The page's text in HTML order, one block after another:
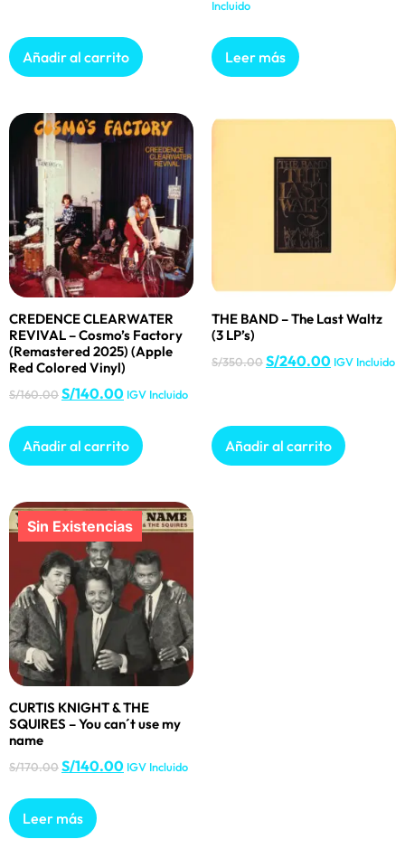
Añadir al carrito
Incluido
Leer más
CREDENCE CLEARWATER
REVIVAL – Cosmo’s Factory
(Remastered 2025) (Apple
Red Colored Vinyl)
S/160.00S/140.00 IGV Incluido
Añadir al carrito
THE BAND – The Last Waltz
(3 LP’s)
S/350.00S/240.00 IGV Incluido
Añadir al carrito
CURTIS KNIGHT & THE
SQUIRES – You can´t use my
name
S/170.00S/140.00 IGV Incluido
Leer más